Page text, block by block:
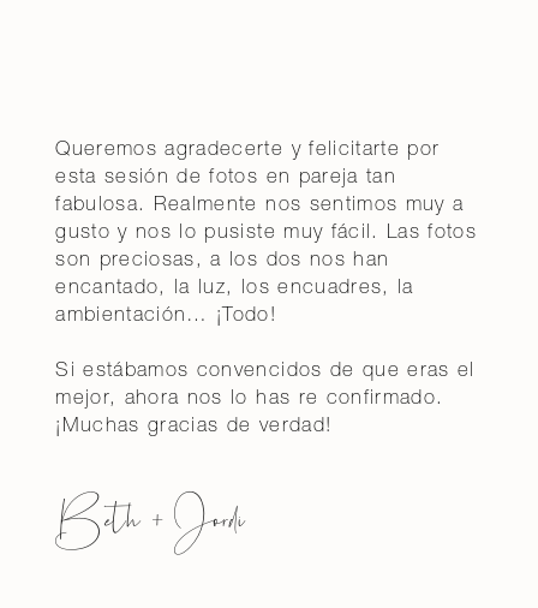
Queremos agradecerte y felicitarte por
esta sesión de fotos en pareja tan
fabulosa. Realmente nos sentimos muy a
gusto y nos lo pusiste muy fácil. Las fotos
son preciosas, a los dos nos han
encantado, la luz, los encuadres, la
ambientación… ¡Todo!
Si estábamos convencidos de que eras el
mejor, ahora nos lo has re confirmado.
¡Muchas gracias de verdad!
Beth + Jordi